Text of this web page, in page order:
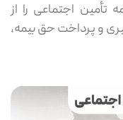
تأمین اجتماعی را از
و پرداخت حق بیمه،